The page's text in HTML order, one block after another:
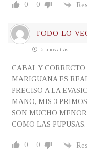
0 0
TODO LO
6 años atrás
CABAL Y
MARIGUANA ES
PRECISO A LA
MANO, MIS 3
SON MUCHO
COMO LAS PUPUSAS.
0 0